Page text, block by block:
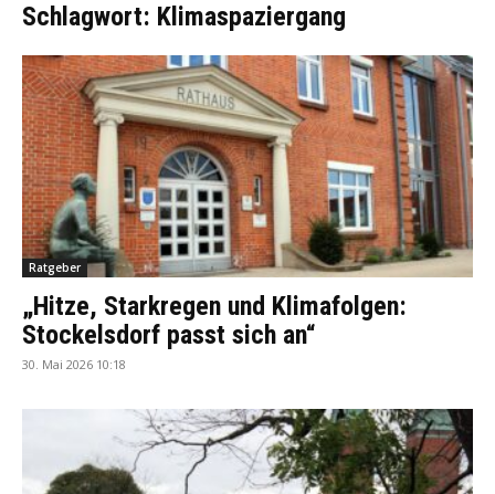
Schlagwort: Klimaspaziergang
Ratgeber
„Hitze, Starkregen und Klimafolgen:
Stockelsdorf passt sich an“
30. Mai 2026 10:18